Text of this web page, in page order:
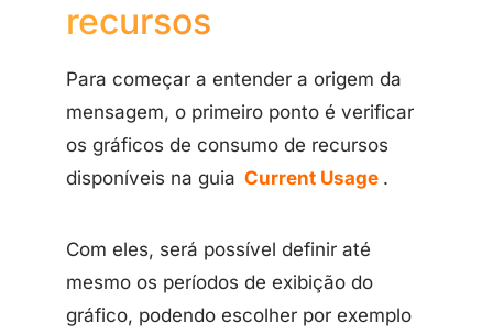
recursos
Para começar a entender a origem da
mensagem, o primeiro ponto é verificar
os gráficos de consumo de recursos
disponíveis na guia Current Usage .
Com eles, será possível definir até
mesmo os períodos de exibição do
gráfico, podendo escolher por exemplo